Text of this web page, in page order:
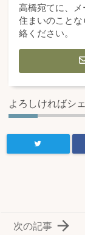
高橋宛てに、メ
住まいのこと
絡ください。
よろしければシ

次の記事